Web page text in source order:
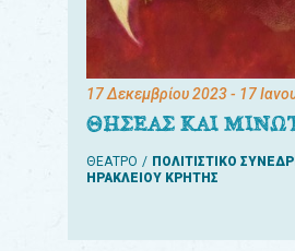
17 Δεκεμβρίου 2023- 17
ΘΗΣΕΑΣ ΚΑΙ
ΘΕΑΤΡΟ
ΠΟΛΙΤΙΣΤΙΚΟ
ΗΡΑΚΛΕΙΟΥ ΚΡΗΤΗΣ